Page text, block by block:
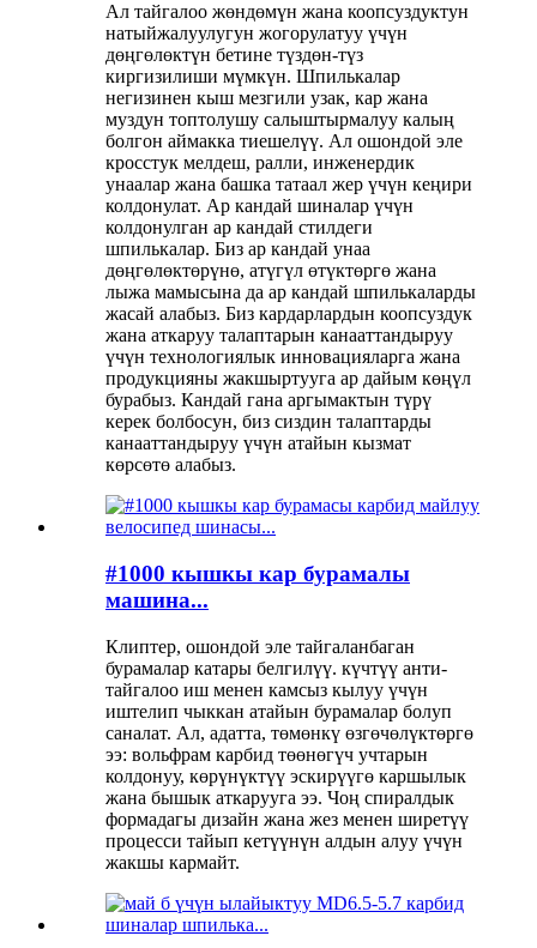
Ал тайгалоо жөндөмүн жана коопсуздуктун
натыйжалуулугун жогорулатуу үчүн
дөңгөлөктүн бетине түздөн-түз
киргизилиши мүмкүн. Шпилькалар
негизинен кыш мезгили узак, кар жана
муздун топтолушу салыштырмалуу калың
болгон аймакка тиешелүү. Ал ошондой эле
кросстук мелдеш, ралли, инженердик
унаалар жана башка татаал жер үчүн кеңири
колдонулат. Ар кандай шиналар үчүн
колдонулган ар кандай стилдеги
шпилькалар. Биз ар кандай унаа
дөңгөлөктөрүнө, атүгүл өтүктөргө жана
лыжа мамысына да ар кандай шпилькаларды
жасай алабыз. Биз кардарлардын коопсуздук
жана аткаруу талаптарын канааттандыруу
үчүн технологиялык инновацияларга жана
продукцияны жакшыртууга ар дайым көңүл
бурабыз. Кандай гана аргымактын түрү
керек болбосун, биз сиздин талаптарды
канааттандыруу үчүн атайын кызмат
көрсөтө алабыз.
#1000 кышкы кар бурамалы
машина...
Клиптер, ошондой эле тайгаланбаган
бурамалар катары белгилүү. күчтүү анти-
тайгалоо иш менен камсыз кылуу үчүн
иштелип чыккан атайын бурамалар болуп
саналат. Ал, адатта, төмөнкү өзгөчөлүктөргө
ээ: вольфрам карбид төөнөгүч учтарын
колдонуу, көрүнүктүү эскирүүгө каршылык
жана бышык аткарууга ээ. Чоң спиралдык
формадагы дизайн жана жез менен ширетүү
процесси тайып кетүүнүн алдын алуу үчүн
жакшы кармайт.